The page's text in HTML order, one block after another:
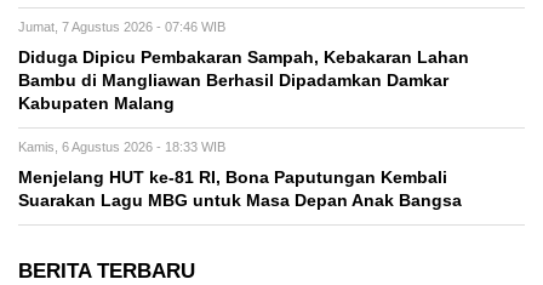
Jumat, 7 Agustus 2026 - 07:46 WIB
Diduga Dipicu Pembakaran Sampah, Kebakaran Lahan
Bambu di Mangliawan Berhasil Dipadamkan Damkar
Kabupaten Malang
Kamis, 6 Agustus 2026 - 18:33 WIB
Menjelang HUT ke-81 RI, Bona Paputungan Kembali
Suarakan Lagu MBG untuk Masa Depan Anak Bangsa
BERITA TERBARU